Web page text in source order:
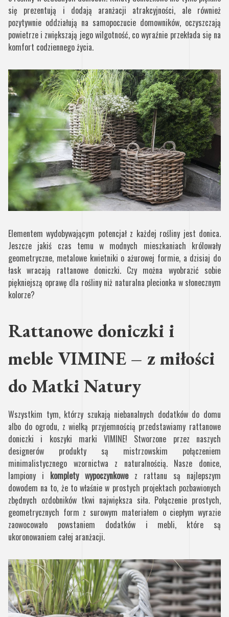
się prezentują i dodają aranżacji atrakcyjności, ale również
pozytywnie oddziałują na samopoczucie domowników, oczyszczają
powietrze i zwiększają jego wilgotność, co wyraźnie przekłada się na
komfort codziennego życia.
Elementem wydobywającym potencjał z każdej rośliny jest donica.
Jeszcze jakiś czas temu w modnych mieszkaniach królowały
geometryczne, metalowe kwietniki o ażurowej formie, a dzisiaj do
łask wracają rattanowe doniczki. Czy można wyobrazić sobie
piękniejszą oprawę dla rośliny niż naturalna plecionka w słonecznym
kolorze?
Rattanowe doniczki i
meble VIMINE – z miłości
do Matki Natury
Wszystkim tym, którzy szukają niebanalnych dodatków do domu
albo do ogrodu, z wielką przyjemnością przedstawiamy rattanowe
doniczki i koszyki marki VIMINE! Stworzone przez naszych
designerów produkty są mistrzowskim połączeniem
minimalistycznego wzornictwa z naturalnością. Nasze donice,
lampiony i komplety wypoczynkowez rattanu są najlepszym
dowodem na to, że to właśnie w prostych projektach pozbawionych
zbędnych ozdobników tkwi największa siła. Połączenie prostych,
geometrycznych form z surowym materiałem o ciepłym wyrazie
zaowocowało powstaniem dodatków i mebli, które są
ukoronowaniem całej aranżacji.